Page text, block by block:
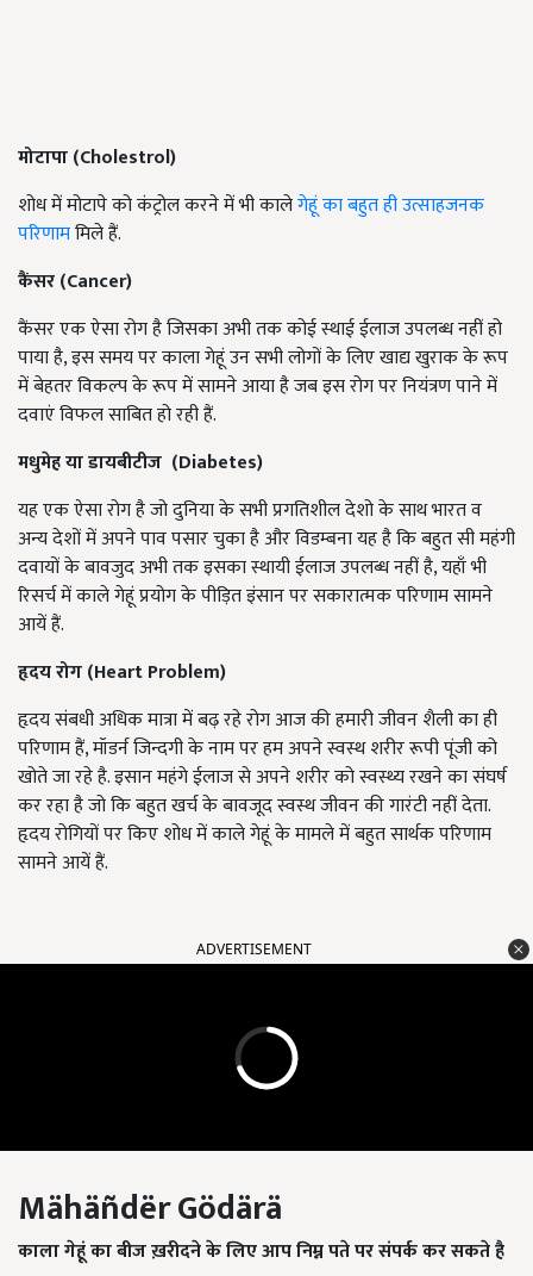
मोटापा (Cholestrol)
शोध में मोटापे को कंट्रोल करने में भी कालेगेहूं का बहुत ही उत्साहजनक
परिणाममिले हैं.
कैंसर (Cancer)
कैंसर एक ऐसा रोग है जिसका अभी तक कोई स्थाई ईलाज उपलब्ध नहीं हो
पाया है, इस समय पर काला गेहूं उन सभी लोगों के लिए खाद्य खुराक के रूप
में बेहतर विकल्प के रूप में सामने आया है जब इस रोग पर नियंत्रण पाने में
दवाएं विफल साबित हो रही हैं.
मधुमेह या डायबीटीज (Diabetes)
यह एक ऐसा रोग है जो दुनिया के सभी प्रगतिशील देशो के साथ भारत व
अन्य देशों में अपने पाव पसार चुका है और विडम्बना यह है कि बहुत सी महंगी
दवायों के बावजुद अभी तक इसका स्थायी ईलाज उपलब्ध नहीं है, यहाँ भी
रिसर्च में काले गेहूं प्रयोग के पीड़ित इंसान पर सकारात्मक परिणाम सामने
आयें हैं.
हृदय रोग (Heart Problem)
हृदय संबधी अधिक मात्रा में बढ़ रहे रोग आज की हमारी जीवन शैली का ही
परिणाम हैं, मॉडर्न जिन्दगी के नाम पर हम अपने स्वस्थ शरीर रूपी पूंजी को
खोते जा रहे है. इसान महंगे ईलाज से अपने शरीर को स्वस्थ्य रखने का संघर्ष
कर रहा है जो कि बहुत खर्च के बावजूद स्वस्थ जीवन की गारंटी नहीं देता.
हृदय रोगियों पर किए शोध में काले गेहूं के मामले में बहुत सार्थक परिणाम
सामने आयें हैं.
ADVERTISEMENT
Mähäñdër Gödärä
कालागेहूं का बीजख़रीदने के लिएआप निम्न पते पर संपर्क कर सकते है